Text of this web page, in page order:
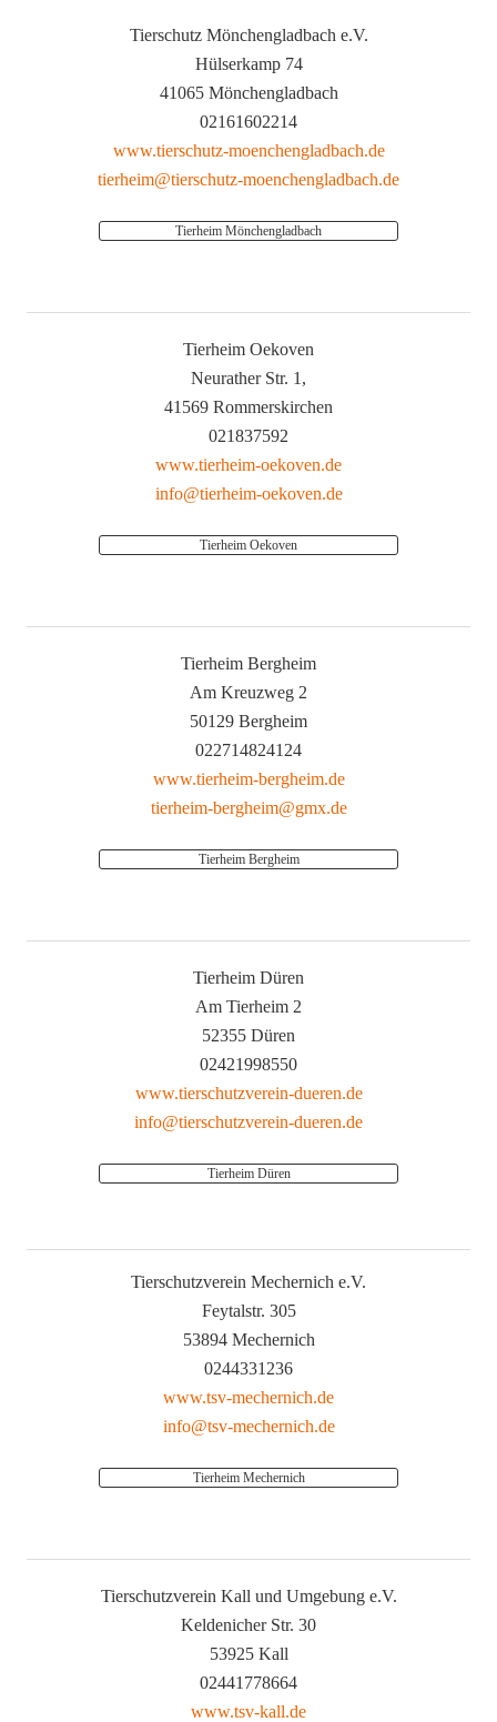
Tierschutz Mönchengladbach e.V.
Hülserkamp 74
41065 Mönchengladbach
02161602214
www.tierschutz-moenchengladbach.de
tierheim@tierschutz-moenchengladbach.de
Tierheim Mönchengladbach
Tierheim Oekoven
Neurather Str. 1,
41569 Rommerskirchen
021837592
www.tierheim-oekoven.de
info@tierheim-oekoven.de
Tierheim Oekoven
Tierheim Bergheim
Am Kreuzweg 2
50129 Bergheim
022714824124
www.tierheim-bergheim.de
tierheim-bergheim@gmx.de
Tierheim Bergheim
Tierheim Düren
Am Tierheim 2
52355 Düren
02421998550
www.tierschutzverein-dueren.de
info@tierschutzverein-dueren.de
Tierheim Düren
Tierschutzverein Mechernich e.V.
Feytalstr. 305
53894 Mechernich
0244331236
www.tsv-mechernich.de
info@tsv-mechernich.de
Tierheim Mechernich
Tierschutzverein Kall und Umgebung e.V.
Keldenicher Str. 30
53925 Kall
02441778664
www.tsv-kall.de